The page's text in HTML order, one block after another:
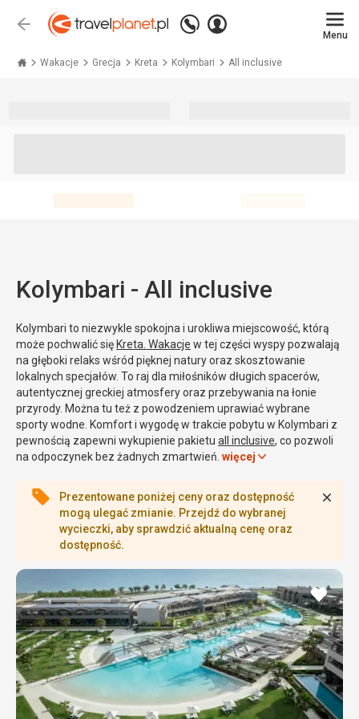
Wstecz
Zadzwoń
+48 71 771 76 55
Zaloguj
Menu
Wakacje Grecja Kreta Kolymbari All inclusive
Kolymbari - All inclusive
Kolymbari to niezwykle spokojna i urokliwa miejscowość, którą
może pochwalić się Kreta. Wakacje w tej części wyspy pozwalają
na głęboki relaks wśród pięknej natury oraz skosztowanie
lokalnych specjałów. To raj dla miłośników długich spacerów,
autentycznej greckiej atmosfery oraz przebywania na łonie
przyrody. Można tu też z powodzeniem uprawiać wybrane
sporty wodne. Komfort i wygodę w trakcie pobytu w Kolymbari z
pewnością zapewni wykupienie pakietu all inclusive, co pozwoli
na odpoczynek bez żadnych zmartwień. więcej
Dlaczego warto wybrać all
inclusive w Kolymbari?
Malownicze krajobrazy, dziewicza natura, spokojne plaże i
ciekawe propozycje spędzania wolnego czasu to atrakcje, które
przyciągają na urlop doKolymbari - wakacjew tej uroczej
miejscowości potrafią oczarować. Decydując się na pakiet all
inclusive, można tutaj zapomnieć o wszystkich troskach,
ponieważ całą organizacją zajmuje się wtedy wybrany hotel. To
też wspaniała opcja dla rodzin z dziećmi, bo najmłodsi mogą
wtedy liczyć na wiele ciekawych opcji, które zapewnią im
świetną zabawę.
Prezentowane poniżej ceny oraz dostępność
mogą ulegać zmianie. Przejdź do wybranej
wycieczki, aby sprawdzić aktualną cenę oraz
dostępność.
dodaj
do